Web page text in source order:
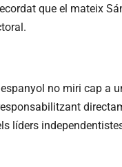
que el mateix
espanyol no miri cap a
líders